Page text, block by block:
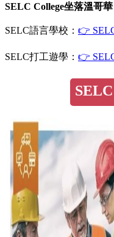
SELC College坐落溫哥
SELC語言學校： 👉
SELC打工遊學： 👉